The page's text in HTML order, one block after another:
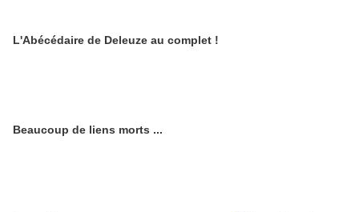
L'Abécédaire de Deleuze au complet !
Beaucoup de liens morts ...